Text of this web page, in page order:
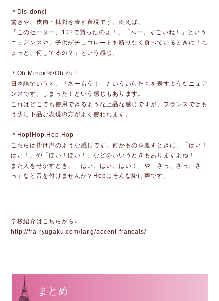
＊Dis-donc!
驚きや、皮肉・批判を表す表現です。例えば、
「このセーター、10?で買ったのよ！」「へー、すごいね！」という
ニュアンスや、子供がチョコレートを断りなく食べているときに「ち
ょっと、何してるの？」という感じ。
＊Oh Mince!やOh Zut!
日本語でいうと、「あーもう！」といういらだちを表すようなニュア
ンスです。しまった！という感じもあります。
これはどこでも使用できるような上品な感じですが、フランスではも
う少し下品な表現の方がよく使われます。
＊Hop!Hop,Hop,Hop
こちらは掛け声のような感じです。何かものを渡すときに、「はい！
はい！」や「ほい！ほい！」などのいいうときもありますよね！
また人をせかすとき、「はい、はい、はい！」や「さっ、さっ、さ
っ」など音を付けませんか？Hopはそんな掛け声です。
学校紹介はこちらから↓
http://fra-ryugaku.com/lang/accent-francais/
まとめ